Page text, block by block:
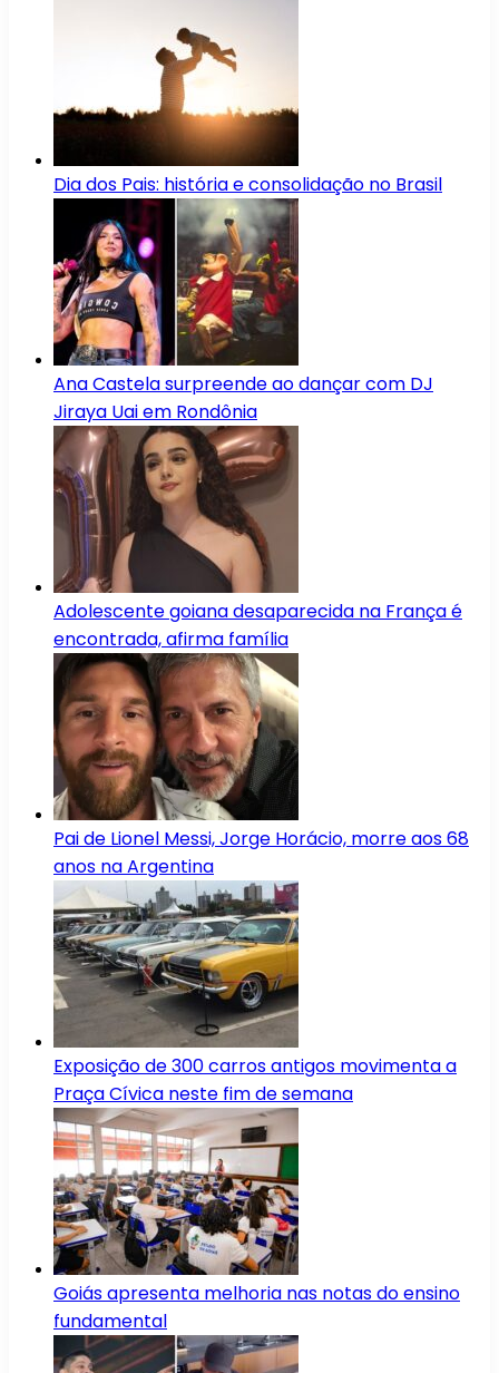
Dia dos Pais: história e consolidação no Brasil
Ana Castela surpreende ao dançar com DJ
Jiraya Uai em Rondônia
Adolescente goiana desaparecida na França é
encontrada, afirma família
Pai de Lionel Messi, Jorge Horácio, morre aos 68
anos na Argentina
Exposição de 300 carros antigos movimenta a
Praça Cívica neste fim de semana
Goiás apresenta melhoria nas notas do ensino
fundamental